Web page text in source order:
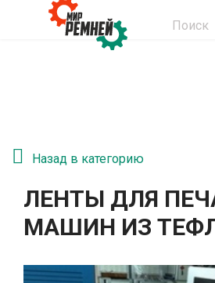
Поиск
Назад в категорию
ЛЕНТЫ ДЛЯ
МАШИН ИЗ